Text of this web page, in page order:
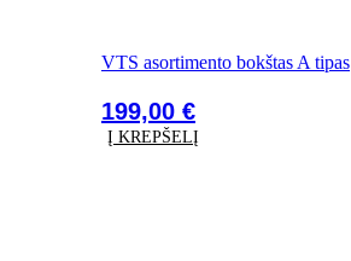
VTS asortimento bokštas A tipas
199,00 €
Į KREPŠELĮ